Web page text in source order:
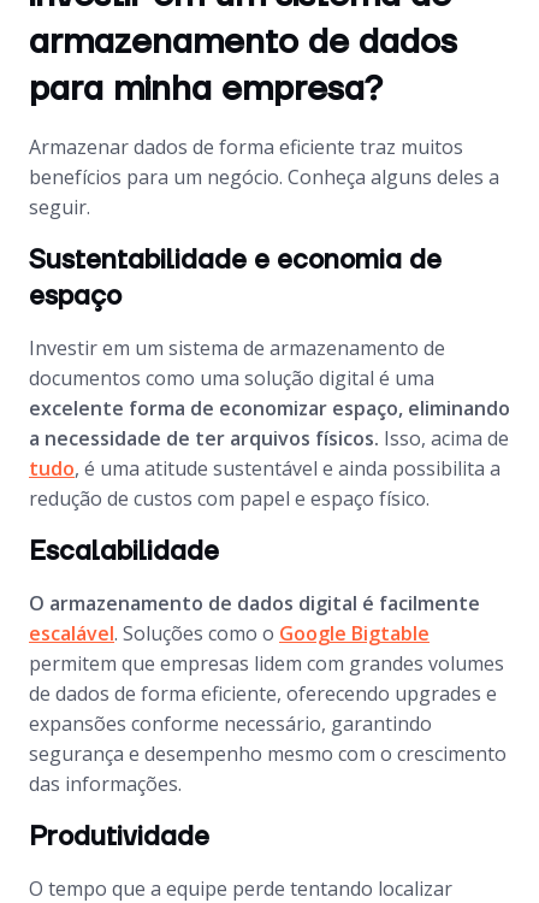
armazenamento de dados
para minha empresa?
Armazenar dados de forma eficiente traz muitos
benefícios para um negócio. Conheça alguns deles a
seguir.
Sustentabilidade e economia de
espaço
Investir em um sistema de armazenamento de
documentos como uma solução digital é uma
excelente forma de economizar espaço, eliminando
a necessidade de ter arquivos físicos. Isso, acima de
tudo, é uma atitude sustentável e ainda possibilita a
redução de custos com papel e espaço físico.
Escalabilidade
O armazenamento de dados digital é facilmente
escalável. Soluções como o Google Bigtable
permitem que empresas lidem com grandes volumes
de dados de forma eficiente, oferecendo upgrades e
expansões conforme necessário, garantindo
segurança e desempenho mesmo com o crescimento
das informações.
Produtividade
O tempo que a equipe perde tentando localizar